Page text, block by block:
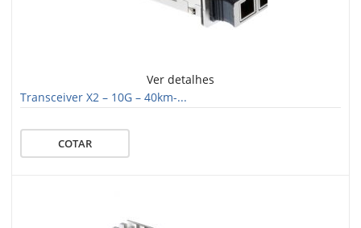
Ver detalhes
Transceiver X2 – 10G – 40km-...
COTAR